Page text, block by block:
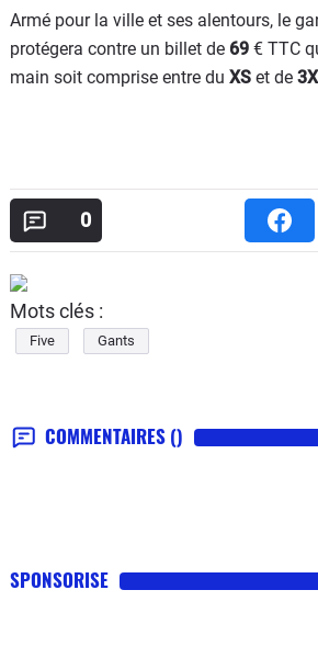
Armé pour la ville et ses alentours, le
protégera contre un billet de 69 € TTC
main soit comprise entre du XS et de
0
Mots clés :
Five Gants
COMMENTAIRES ()
SPONSORISE